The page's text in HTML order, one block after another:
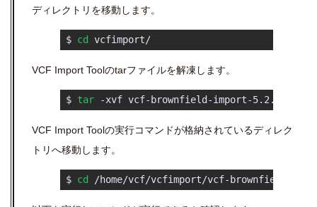
ディレクトリを移動します。
$ cd vcfimport/
VCF Import Toolのtarファイルを解凍します。
$ tar -xvf vcf-brownfield-import-5.2.0.0-
VCF Import Toolの実行コマンドが格納されているディレク
トリへ移動します。
$ cd /home/vcf/vcfimport/vcf-brownfield-